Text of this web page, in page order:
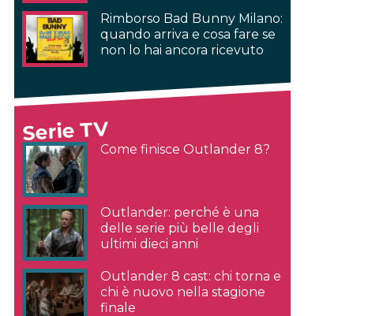
Rimborso Bad Bunny Milano:
quando arriva e cosa fare se
non lo hai ancora ricevuto
Serie TV
Come finisce Outlander 8?
Outlander: perché è una
delle serie più belle degli
ultimi dieci anni
Outlander 8 cast: chi torna e
chi è nuovo nella stagione
finale